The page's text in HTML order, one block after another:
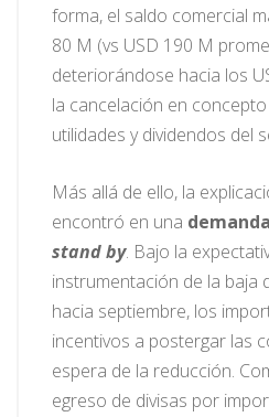
forma, el saldo comercial
80 M (vs USD 190 M
deteriorándose hacia los
la cancelación en
utilidades y dividendos del
Más allá de ello, la
encontró en una
stand by. Bajo la
instrumentación de la baja
hacia septiembre, los
incentivos a postergar las
espera de la reducción.
egreso de divisas por